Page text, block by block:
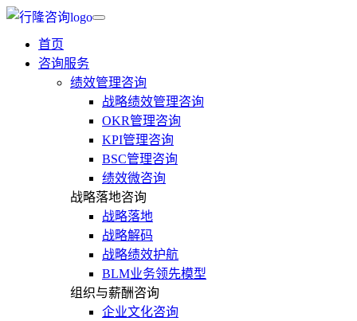
首页
咨询服务
绩效管理咨询
战略绩效管理咨询
OKR管理咨询
KPI管理咨询
BSC管理咨询
绩效微咨询
战略落地咨询
战略落地
战略解码
战略绩效护航
BLM业务领先模型
组织与薪酬咨询
企业文化咨询